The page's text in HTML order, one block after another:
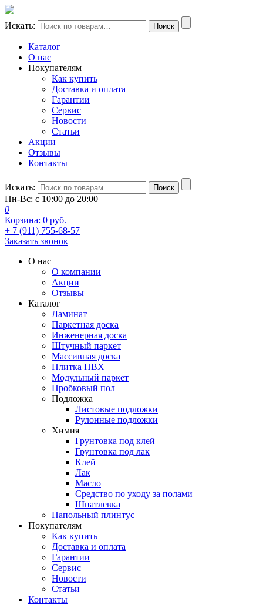
Искать: Поиск
Каталог
О нас
Покупателям
Как купить
Доставка и оплата
Гарантии
Сервис
Новости
Статьи
Акции
Отзывы
Контакты
Искать: Поиск
Пн-Вс: с 10:00 до 20:00
0
Корзина: 0 руб.
+ 7 (911) 755-68-57
Заказать звонок
О нас
О компании
Акции
Отзывы
Каталог
Ламинат
Паркетная доска
Инженерная доска
Штучный паркет
Массивная доска
Плитка ПВХ
Модульный паркет
Пробковый пол
Подложка
Листовые подложки
Рулонные подложки
Химия
Грунтовка под клей
Грунтовка под лак
Клей
Лак
Масло
Средство по уходу за полами
Шпатлевка
Напольный плинтус
Покупателям
Как купить
Доставка и оплата
Гарантии
Сервис
Новости
Статьи
Контакты